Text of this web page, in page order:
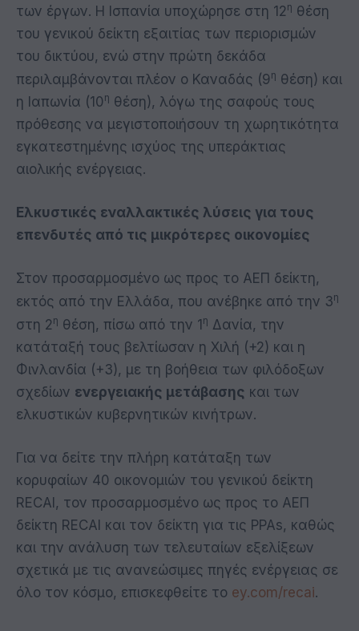
των έργων. Η Ισπανία υποχώρησε στη 12 η θέση
του γενικού δείκτη εξαιτίας των περιορισμών
του δικτύου, ενώ στην πρώτη δεκάδα
περιλαμβάνονται πλέον ο Καναδάς (9η θέση) και
η Ιαπωνία (10η θέση), λόγω της σαφούς τους
πρόθεσης να μεγιστοποιήσουν τη χωρητικότητα
εγκατεστημένης ισχύος της υπεράκτιας
αιολικής ενέργειας.
Ελκυστικές εναλλακτικές λύσεις για τους
επενδυτές από τις μικρότερες οικονομίες
Στον προσαρμοσμένο ως προς το ΑΕΠ δείκτη,
εκτός από την Ελλάδα, που ανέβηκε από την 3η
στη 2 η θέση, πίσω από την 1η Δανία, την
κατάταξή τους βελτίωσαν η Χιλή (+2) και η
Φινλανδία (+3), με τη βοήθεια των φιλόδοξων
σχεδίων ενεργειακής μετάβασης και των
ελκυστικών κυβερνητικών κινήτρων.
Για να δείτε την πλήρη κατάταξη των
κορυφαίων 40 οικονομιών του γενικού δείκτη
RECAI, τον προσαρμοσμένο ως προς το ΑΕΠ
δείκτη RECAI και τον δείκτη για τις PPAs, καθώς
και την ανάλυση των τελευταίων εξελίξεων
σχετικά με τις ανανεώσιμες πηγές ενέργειας σε
όλο τον κόσμο, επισκεφθείτε το ey.com/recai.